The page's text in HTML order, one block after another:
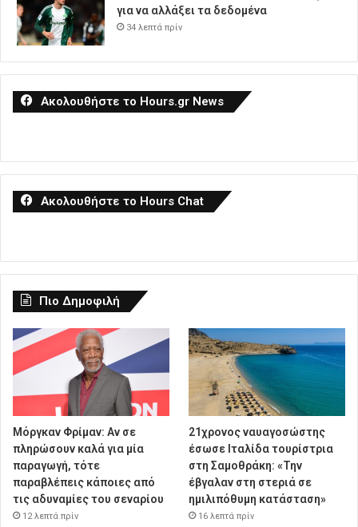
για να αλλάξει τα δεδομένα
34 λεπτά πρίν
Ακολουθήστε το Hours.gr News
Ακολουθήστε το Hours Chat
Πιο Δημοφιλή
Μόργκαν Φρίμαν: Αν σε
πληρώσουν καλά για μία
παραγωγή, τότε
παραβλέπεις κάποιες από
τις αδυναμίες του σεναρίου
12 λεπτά πρίν
21χρονος ναυαγοσώστης
έσωσε Ιταλίδα τουρίστρια
στη Σαμοθράκη: «Την
έβγαλαν στη στεριά σε
ημιλιπόθυμη κατάσταση»
16 λεπτά πρίν